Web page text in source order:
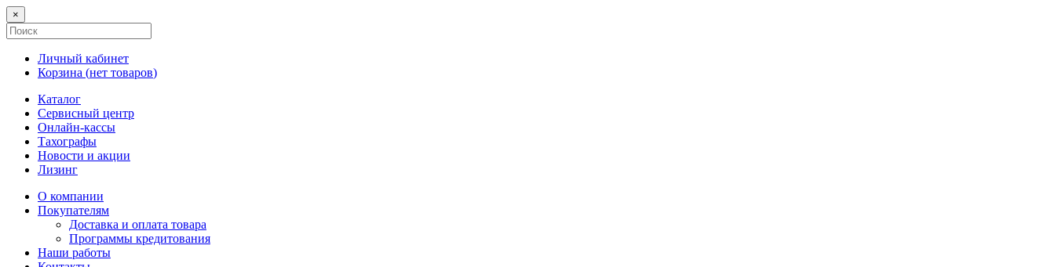
×
Личный кабинет
Корзина (нет товаров)
Каталог
Сервисный центр
Онлайн-кассы
Тахографы
Новости и акции
Лизинг
О компании
Покупателям
Доставка и оплата товара
Программы кредитования
Наши работы